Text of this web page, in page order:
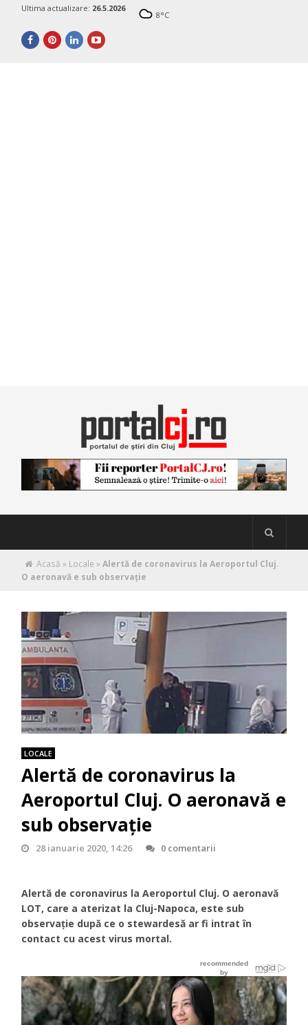
Ultima actualizare: 26.5.2026
8°C
Acasă » Locale »Alertă de coronavirus la Aeroportul Cluj.
O aeronavă e sub observație
LOCALE
Alertă de coronavirus la
Aeroportul Cluj. O aeronavă e
sub observație
28 ianuarie 2020, 14:26 0 comentarii
Alertă de coronavirus la Aeroportul Cluj. O aeronavă
LOT, care a aterizat la Cluj-Napoca, este sub
observație după ce o stewardesă ar fi intrat în
contact cu acest virus mortal.